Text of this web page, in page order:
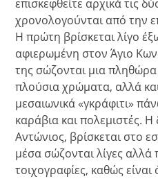
επισκεφθείτε αρχικά τις
χρονολογούνται από την
Η πρώτη βρίσκεται λίγο
αφιερωμένη στον Άγιο
της σώζονται μια
πλούσια χρώματα, αλλά
μεσαιωνικά «γκράφιτι»
καράβια και πολεμιστές. Η
Αντώνιος, βρίσκεται στο
μέσα σώζονται λίγες αλλά
τοιχογραφίες, καθώς είναι